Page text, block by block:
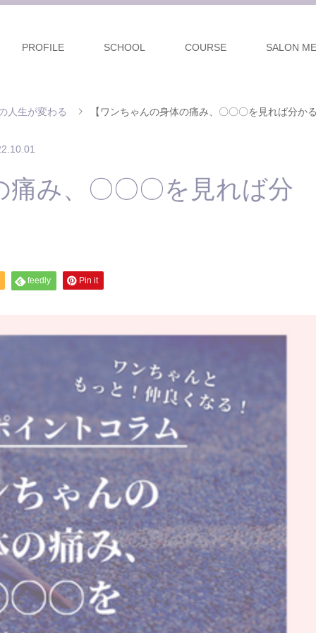
PROFILE SCHOOL COURSE SALON
人生が変わる 【ワンちゃんの身体の痛み、〇〇〇を見れば分か
み、〇〇〇を見れば分
feedly Pin it